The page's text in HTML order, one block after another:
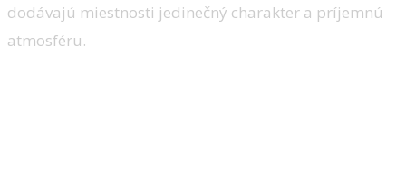
dodávajú miestnosti jedinečný charakter a príjemnú
atmosféru.